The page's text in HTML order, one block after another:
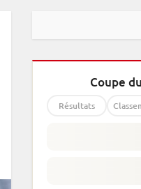
Coupe
Résultats